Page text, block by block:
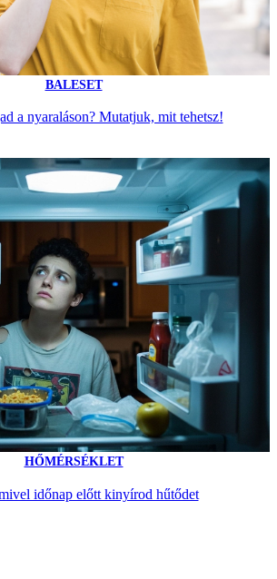
BALESET
a nyaraláson? Mutatjuk, mit tehetsz!
HŐMÉRSÉKLET
időnap előtt kinyírod hűtődet